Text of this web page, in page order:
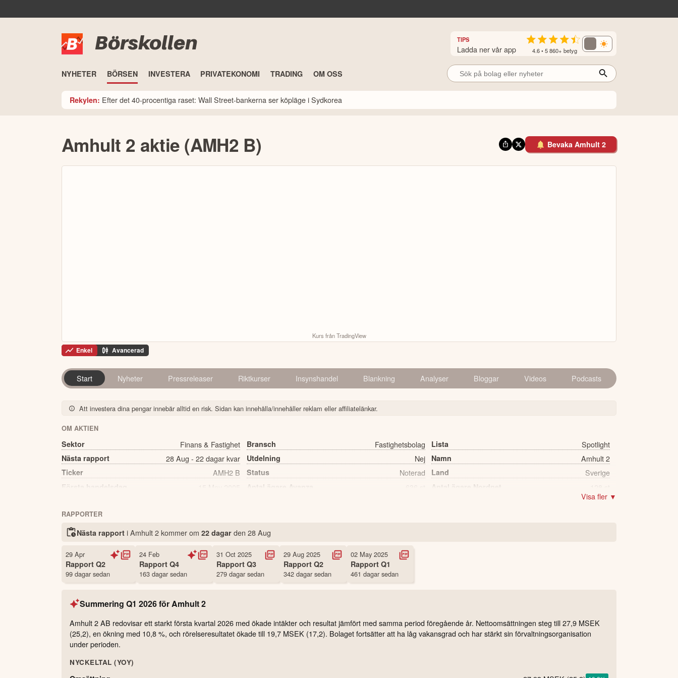
Börskollen TIPS
Ladda ner vår app 4.6 • 5 860+ betyg
NYHETER BÖRSEN INVESTERA PRIVATEKONOMI TRADING OM OSS
Rekylen: Efter det 40-procentiga raset: Wall Street-bankerna ser köpläge i Sydkorea
Amhult 2 aktie (AMH2 B) Bevaka Amhult 2
Kurs från TradingView
Enkel Avancerad
Start Nyheter Pressreleaser Riktkurser Insynshandel Blankning Analyser Bloggar Videos Podcasts
Att investera dina pengar innebär alltid en risk. Sidan kan innehålla/innehåller reklam eller affiliatelänkar.
OM AKTIEN
Sektor Finans & Fastighet Bransch Fastighetsbolag Lista Spotlight
Nästa rapport 28 Aug - 22 dagar kvar Utdelning Nej Namn Amhult 2
Ticker AMH2 B Status Noterad Land Sverige
Första handelsdag Antal ägare Avanza Antal ägare Nordnet
Visa fler ▼
RAPPORTER
Nästa rapport i Amhult 2 kommerom 22 dagar den 28 Aug
29 Apr
Rapport Q2
99 dagar sedan
24 Feb
Rapport Q4
163 dagar sedan
31 Oct 2025
Rapport Q3
279 dagar sedan
29 Aug 2025
Rapport Q2
342 dagar sedan
02 May 2025
Rapport Q1
461 dagar sedan
Summering Q1 2026förAmhult 2
Amhult 2 AB redovisar ett starkt första kvartal 2026 med ökade intäkter och resultat jämfört med samma period föregående år. Nettoomsättningen steg till 27,9 MSEK
(25,2), en ökning med 10,8 %, och rörelseresultatet ökade till 19,7 MSEK (17,2). Bolaget fortsätter att ha låg vakansgrad och har stärkt sin förvaltningsorganisation
under perioden.
NYCKELTAL (YOY)